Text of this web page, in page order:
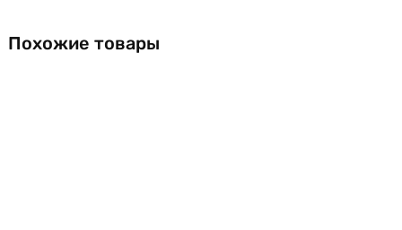
Похожие товары